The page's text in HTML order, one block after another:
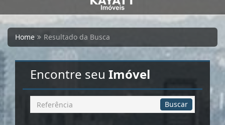
Home Resultado da Busca
Encontre seu Imóvel
Busca
por
Buscar